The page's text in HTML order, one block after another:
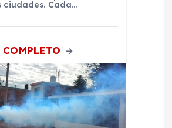
ciudades. Cada…
COMPLETO